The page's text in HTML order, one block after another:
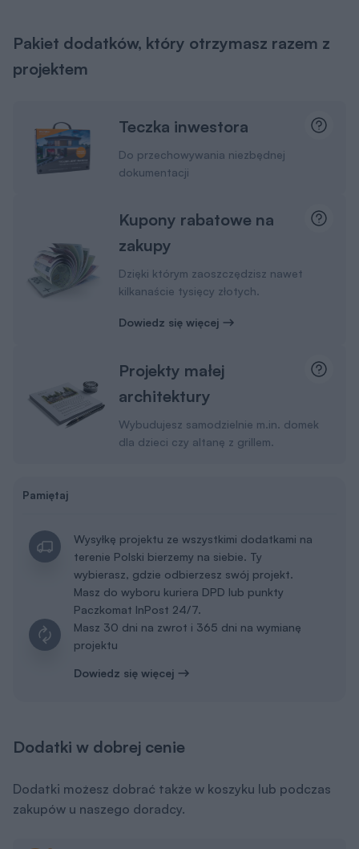
Pakiet dodatków, który otrzymasz razem z
projektem
Teczka inwestora
Do przechowywania niezbędnej
dokumentacji
Kupony rabatowe na
zakupy
Dzięki którym zaoszczędzisz nawet
kilkanaście tysięcy złotych.
Dowiedz się więcej
Projekty małej
architektury
Wybudujesz samodzielnie m.in. domek
dla dzieci czy altanę z grillem.
Pamiętaj
Wysyłkę projektu ze wszystkimi dodatkami na
terenie Polski bierzemy na siebie. Ty
wybierasz, gdzie odbierzesz swój projekt.
Masz do wyboru kuriera DPD lub punkty
Paczkomat InPost 24/7.
Masz 30 dni na zwrot i 365 dni na wymianę
projektu
Dowiedz się więcej
Dodatki w dobrej cenie
Dodatki możesz dobrać także w koszyku lub podczas
zakupów u naszego doradcy.